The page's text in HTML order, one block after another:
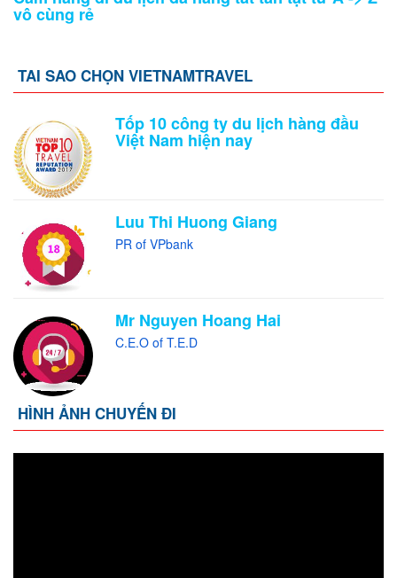
vô cùng rẻ
TAI SAO CHỌN VIETNAMTRAVEL
Tốp 10 công ty du lịch hàng đầu
Việt Nam hiện nay
Luu Thi Huong Giang
PR of VPbank
Mr Nguyen Hoang Hai
C.E.O of T.E.D
HÌNH ẢNH CHUYẾN ĐI